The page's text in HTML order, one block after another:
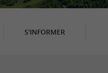
S'INFORMER